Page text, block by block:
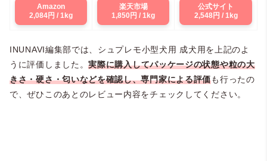
Amazon
2,084円 / 1kg
楽天市場
1,850円 / 1kg
公式サイト
2,548円 / 1kg
INUNAVI編集部では、シュプレモ小型犬用 成犬用を上記のよ
うに評価しました。実際に購入してパッケージの状態や粒の大
きさ・硬さ・匂いなどを確認し、専門家による評価も行ったの
で、ぜひこのあとのレビュー内容をチェックしてください。